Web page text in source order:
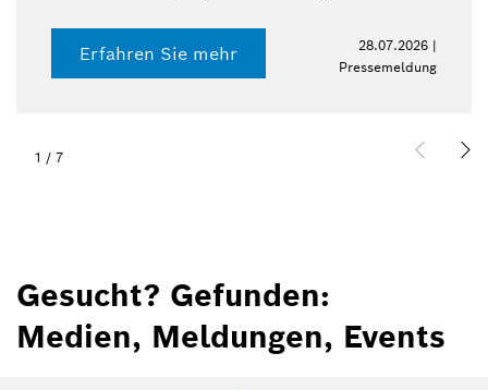
Erfahren Sie mehr
28.07.2026 |
Pressemeldung
1 / 7
Gesucht? Gefunden:
Medien, Meldungen, Events